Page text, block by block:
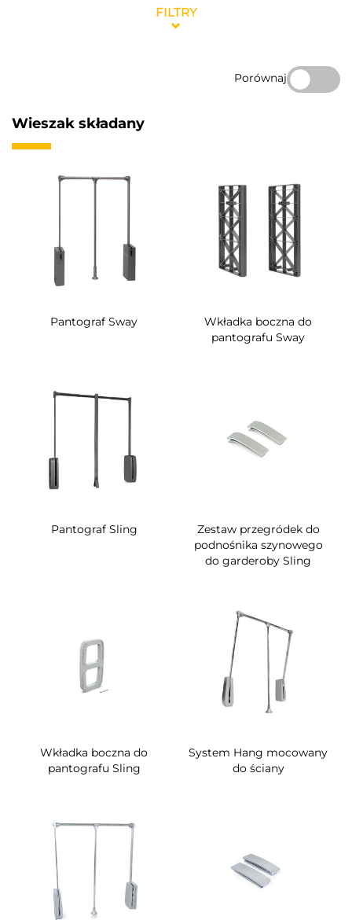
FILTRY
Porównaj
Wieszak składany
Pantograf Sway
Wkładka boczna do
pantografu Sway
Pantograf Sling
Zestaw przegródek do
podnośnika szynowego
do garderoby Sling
Wkładka boczna do
pantografu Sling
System Hang mocowany
do ściany